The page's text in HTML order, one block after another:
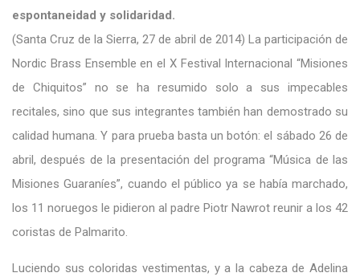
espontaneidad y solidaridad.
(Santa Cruz de la Sierra, 27 de abril de 2014) La participación de
Nordic Brass Ensemble en el X Festival Internacional “Misiones
de Chiquitos” no se ha resumido solo a sus impecables
recitales, sino que sus integrantes también han demostrado su
calidad humana. Y para prueba basta un botón: el sábado 26 de
abril, después de la presentación del programa “Música de las
Misiones Guaraníes”, cuando el público ya se había marchado,
los 11 noruegos le pidieron al padre Piotr Nawrot reunir a los 42
coristas de Palmarito.
Luciendo sus coloridas vestimentas, y a la cabeza de Adelina